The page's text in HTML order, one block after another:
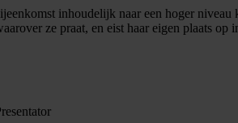
inhoudelijk naar een hoger
ze praat, en eist haar eigen plaats op